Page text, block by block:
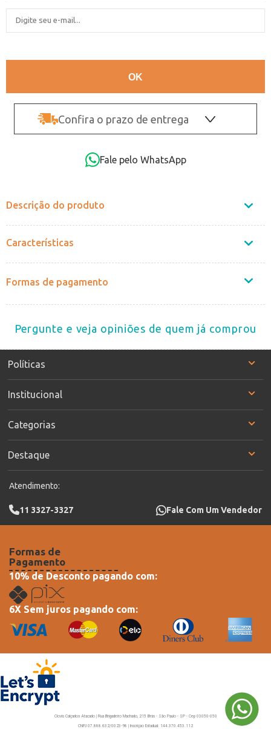
Confira o prazo de entrega
Fale pelo WhatsApp
Descrição do produto
Características
Formas de pagamento
Pergunte e veja opiniões de quem já comprou
Políticas
Institucional
Categorias
Destaque
Atendimento:
11 3327-3327 Fale Com Um Vendedor
Formas de
Pagamento
10% de Desconto pagando com:
6X Sem juros pagando com:
Clovis Calçados Atacado | Rua Brigadeiro Machado, 215 Brás - São Paulo - SP - Cep 03050-050
CNPJ 07.888.632/0023-98 | Inscriçao Estadual: 144.370.453.112